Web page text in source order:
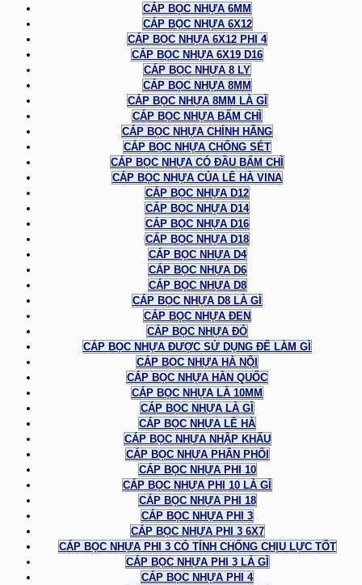
CÁP BỌC NHỰA 6MM
CÁP BỌC NHỰA 6X12
CÁP BỌC NHỰA 6X12 PHI 4
CÁP BỌC NHỰA 6X19 D16
CÁP BỌC NHỰA 8 LY
CÁP BỌC NHỰA 8MM
CÁP BỌC NHỰA 8MM LÀ GÌ
CÁP BỌC NHỰA BẤM CHÌ
CÁP BỌC NHỰA CHÍNH HÃNG
CÁP BỌC NHỰA CHỐNG SÉT
CÁP BỌC NHỰA CÓ ĐẦU BẤM CHÌ
CÁP BỌC NHỰA CỦA LÊ HÀ VINA
CÁP BỌC NHỰA D12
CÁP BỌC NHỰA D14
CÁP BỌC NHỰA D16
CÁP BỌC NHỰA D18
CÁP BỌC NHỰA D4
CÁP BỌC NHỰA D6
CÁP BỌC NHỰA D8
CÁP BỌC NHỰA D8 LÀ GÌ
CÁP BỌC NHỰA ĐEN
CÁP BỌC NHỰA ĐỎ
CÁP BỌC NHỰA ĐƯỢC SỬ DỤNG ĐỂ LÀM GÌ
CÁP BỌC NHỰA HÀ NỘI
CÁP BỌC NHỰA HÀN QUỐC
CÁP BỌC NHỰA LÀ 10MM
CÁP BỌC NHỰA LÀ GÌ
CÁP BỌC NHỰA LÊ HÀ
CÁP BỌC NHỰA NHẬP KHẨU
CÁP BỌC NHỰA PHÂN PHỐI
CÁP BỌC NHỰA PHI 10
CÁP BỌC NHỰA PHI 10 LÀ GÌ
CÁP BỌC NHỰA PHI 18
CÁP BỌC NHỰA PHI 3
CÁP BỌC NHỰA PHI 3 6X7
CÁP BỌC NHỰA PHI 3 CÓ TÍNH CHỐNG CHỊU LỰC TỐT
CÁP BỌC NHỰA PHI 3 LÀ GÌ
CÁP BỌC NHỰA PHI 4